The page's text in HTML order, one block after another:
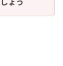
ょう